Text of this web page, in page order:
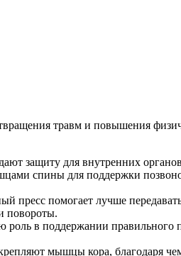
травм и повышения
защиту для внутренних
спины для поддержки
пресс помогает лучше
повороты.
в поддержании
мышцы кора, благодаря